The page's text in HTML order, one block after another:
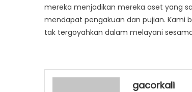
mereka menjadikan mereka aset yang
mendapat pengakuan dan pujian. Kami
tak tergoyahkan dalam melayani
gacorkali